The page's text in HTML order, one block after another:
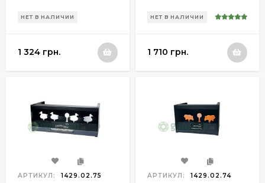
НЕТ В НАЛИЧИИ
1 324 грн.
НЕТ В НАЛИЧИИ
1 710 грн.
АРТИКУЛ: 1429.02.75 АРТИКУЛ: 1429.02.74